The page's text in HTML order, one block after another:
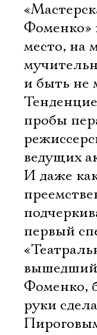
Фоменко»
место, на
и быть не
пробы
ведущих
И даже
первый
вышедший
Фоменко,
руки